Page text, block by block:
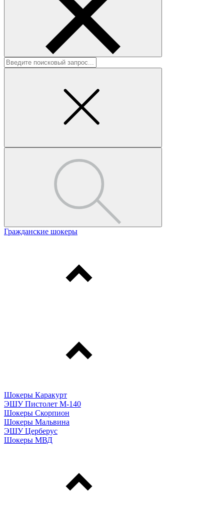
Гражданские шокеры
Шокеры Каракурт
ЭШУ Пистолет М-140
Шокеры Скорпион
Шокеры Мальвина
ЭШУ Церберус
Шокеры МВД